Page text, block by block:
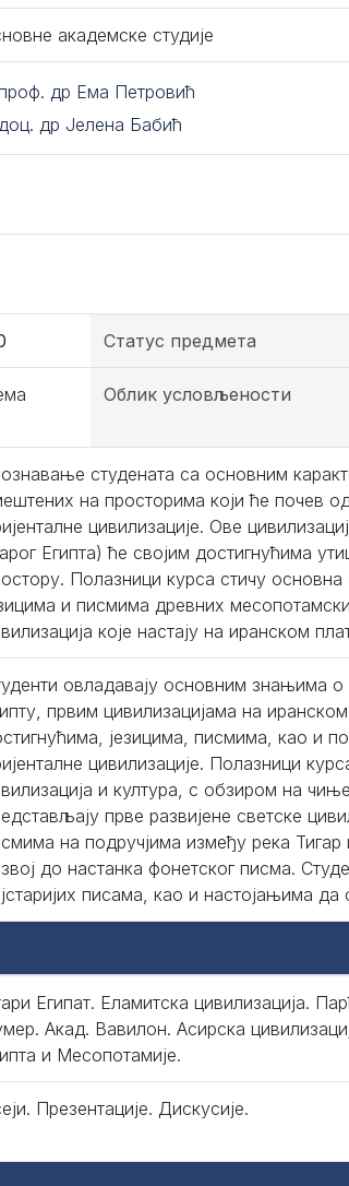
академске студије
др Ема Петровић
др Јелена Бабић
Статус предмета
Облик условљености
студената са основним
на просторима који ће почев
цивилизације. Ове
Египта) ће својим достигнућима
Полазници курса стичу
и писмима древних
које настају на иранском
овладавају основним знањима
првим цивилизацијама на
језицима, писмима, као и
цивилизације. Полазници
и култура, с обзиром на
прве развијене светске
на подручјима између река
до настанка фонетског писма.
писама, као и настојањима
Египат. Еламитска цивилизација.
Акад. Вавилон. Асирска
и Месопотамије.
Презентације. Дискусије.